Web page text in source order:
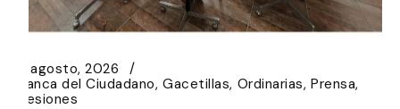
6 agosto, 2026
Banca del Ciudadano Gacetillas Ordinarias Prensa
Sesiones